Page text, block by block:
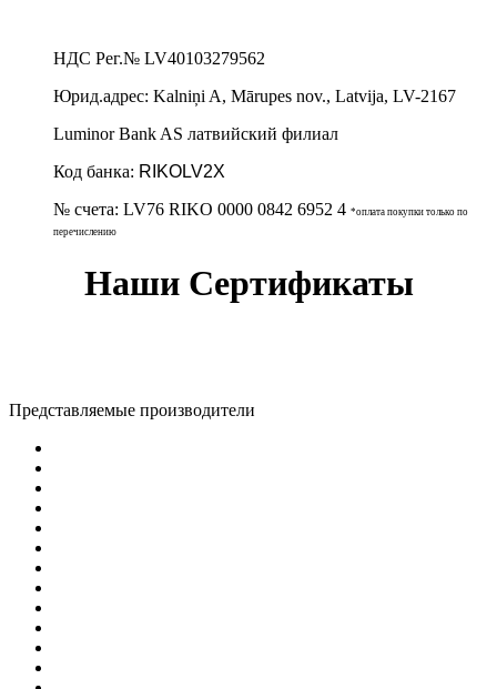
НДС Рег.№ LV40103279562
Юрид.адрес: Kalniņi A, Mārupes nov., Latvija, LV-2167
Luminor Bank AS латвийский филиал
Код банка: RIKOLV2X
№ счета: LV76 RIKO 0000 0842 6952 4 *оплата покупки только по
перечислению
Наши Сертификаты
Представляемые производители